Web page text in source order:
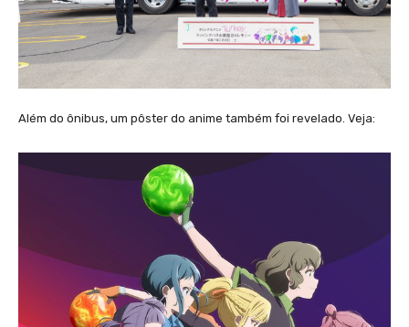
Além do ônibus, um pôster do anime também foi revelado. Veja: